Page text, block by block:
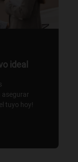
ideal
asegurar
tuyo hoy!